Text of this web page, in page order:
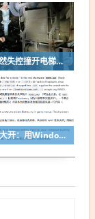
快递员倒车突然失控撞开电梯门 连人带车坠下10米深电梯井
微软CTO脑洞大开：用Windows画图当显示器跑Doom！逐帧粘贴到画布